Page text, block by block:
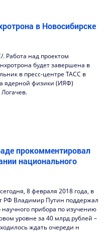
в Новосибирске
над проектом
будет завершена в
в пресс-центре ТАСС в
ядерной физики (ИЯФ)
прокомментировал
национального
8 февраля 2018 года, в
РФ Владимир Путин поддержал
прибора по изучению
уровне за 40 млрд рублей –
ждать очереди н